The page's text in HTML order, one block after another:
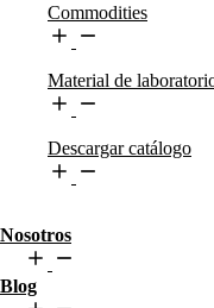
Commodities
Material de
Descargar catálogo
Nosotros
Blog